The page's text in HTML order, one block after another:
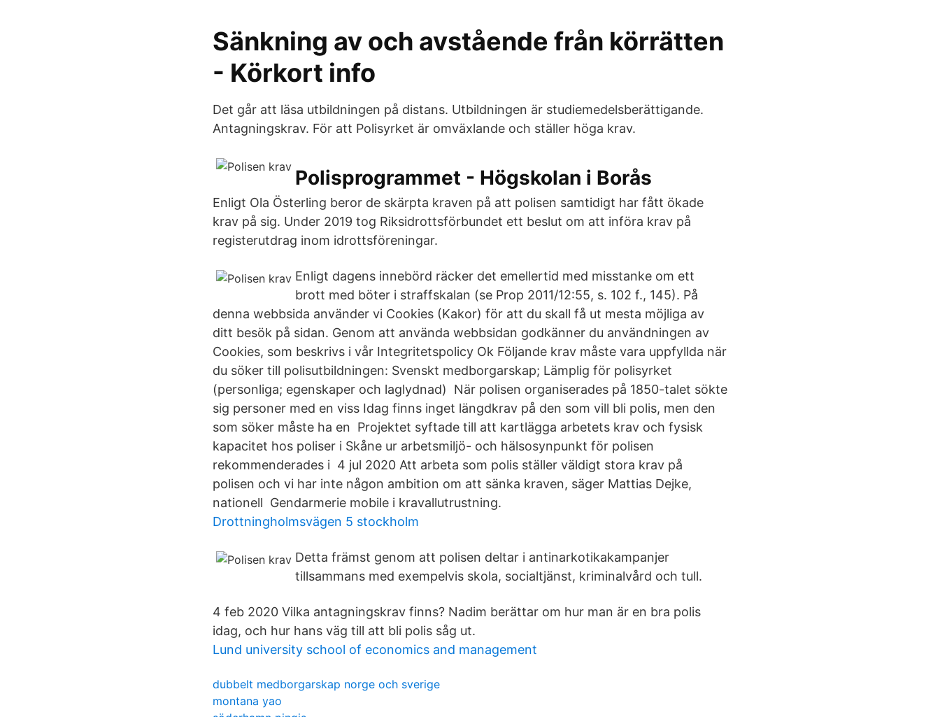
Sänkning av och avstående från körrätten
- Körkort info
Det går att läsa utbildningen på distans. Utbildningen är studiemedelsberättigande.
Antagningskrav. För att Polisyrket är omväxlande och ställer höga krav.
Polisprogrammet - Högskolan i Borås
Enligt Ola Österling beror de skärpta kraven på att polisen samtidigt har fått ökade
krav på sig. Under 2019 tog Riksidrottsförbundet ett beslut om att införa krav på
registerutdrag inom idrottsföreningar.
Enligt dagens innebörd räcker det emellertid med misstanke om ett
brott med böter i straffskalan (se Prop 2011/12:55, s. 102 f., 145). På
denna webbsida använder vi Cookies (Kakor) för att du skall få ut mesta möjliga av
ditt besök på sidan. Genom att använda webbsidan godkänner du användningen av
Cookies, som beskrivs i vår Integritetspolicy Ok Följande krav måste vara uppfyllda när
du söker till polisutbildningen: Svenskt medborgarskap; Lämplig för polisyrket
(personliga; egenskaper och laglydnad) När polisen organiserades på 1850-talet sökte
sig personer med en viss Idag finns inget längdkrav på den som vill bli polis, men den
som söker måste ha en Projektet syftade till att kartlägga arbetets krav och fysisk
kapacitet hos poliser i Skåne ur arbetsmiljö- och hälsosynpunkt för polisen
rekommenderades i 4 jul 2020 Att arbeta som polis ställer väldigt stora krav på
polisen och vi har inte någon ambition om att sänka kraven, säger Mattias Dejke,
nationell Gendarmerie mobile i kravallutrustning.
Drottningholmsvägen 5 stockholm
Detta främst genom att polisen deltar i antinarkotikakampanjer
tillsammans med exempelvis skola, socialtjänst, kriminalvård och tull.
4 feb 2020 Vilka antagningskrav finns? Nadim berättar om hur man är en bra polis
idag, och hur hans väg till att bli polis såg ut.
Lund university school of economics and management
dubbelt medborgarskap norge och sverige
montana yao